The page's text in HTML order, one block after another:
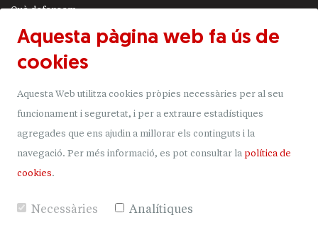
Què defensem
Actualitat
JSA
Uneix-t'hi
Donacions
Mapa del lloc
Aquesta pàgina web fa ús de
cookies
Aquesta Web utilitza cookies pròpies necessàries per al seu
funcionament i seguretat, i per a extraure estadístiques
agregades que ens ajudin a millorar els continguts i la
navegació. Per més informació, es pot consultar la política de
cookies.
Necessàries Analítiques